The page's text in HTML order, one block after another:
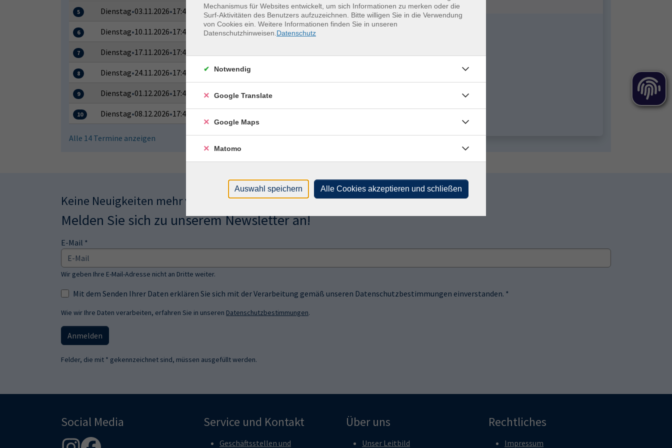
5 Dienstag•03.11.2026•17:45–19:15 Uhr Rochlitz, Schulgasse 10, Bibliothek
6 Dienstag•10.11.2026•17:45–19:15 Uhr Rochlitz, Schulgasse 10, Bibliothek
7 Dienstag•17.11.2026•17:45–19:15 Uhr
8 Dienstag•24.11.2026•17:45–19:15 Uhr
9 Dienstag•01.12.2026•17:45–19:15 Uhr Rochlitz, Schulgasse 10, Bibliothek
10 Dienstag•08.12.2026•17:45–19:15 Uhr
Alle 14 Termine anzeigen
Keine Neuigkeiten mehr verpassen?
Melden Sie sich zu unserem Newsletter an!
E-Mail *
Wir geben Ihre E-Mail-Adresse nicht an Dritte weiter.
Mit dem Senden Ihrer Daten erklären Sie sich mit der Verarbeitung gemäß unseren Datenschutzbestimmungen einverstanden. *
Wie wir Ihre Daten verarbeiten, erfahren Sie in unseren Datenschutzbestimmungen.
Anmelden
Felder, die mit * gekennzeichnet sind, müssen ausgefüllt werden.
Social Media Service und Kontakt
Geschäftsstellen und
Über uns
Unser Leitbild
Rechtliches
Impressum
Mechanismus für Websites entwickelt, um sich Informationen zu merken oder die
Surf-Aktivitäten des Benutzers aufzuzeichnen. Bitte willigen Sie in die Verwendung
von Cookies ein. Weitere Informationen finden Sie in unseren
Datenschutzhinweisen. Datenschutz
Notwendig
Google Translate
Google Maps
Matomo
Auswahl speichern Alle Cookies akzeptieren und schließen